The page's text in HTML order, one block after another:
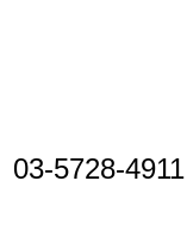
5728-4911